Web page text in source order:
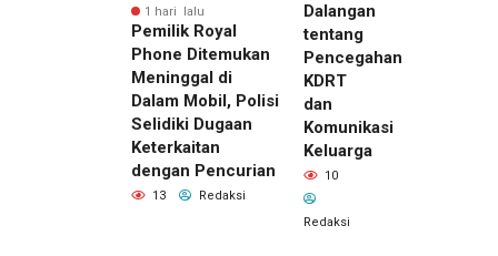
1 hari lalu
Pemilik Royal
Phone Ditemukan
Meninggal di
Dalam Mobil, Polisi
Selidiki Dugaan
Keterkaitan
dengan Pencurian
13 Redaksi
Dalangan
tentang
Pencegahan
KDRT
dan
Komunikasi
Keluarga
10
Redaksi